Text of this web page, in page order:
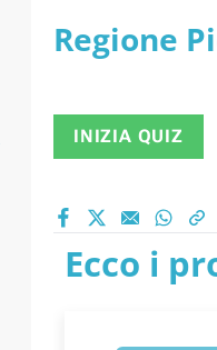
Regione
INIZIA QUIZ
Ecco i